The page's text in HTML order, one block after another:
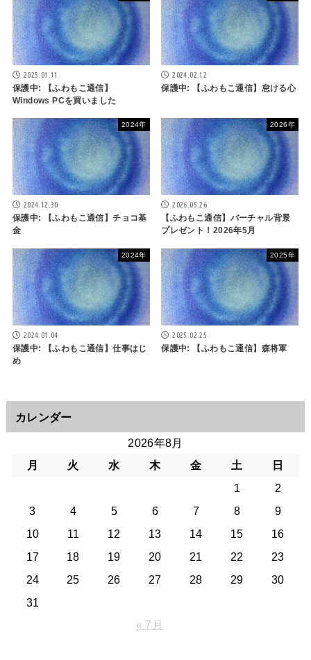
2025.01.11
保護中: 【ふわもこ通信】
Windows PCを買いました
2024.02.12
保護中: 【ふわもこ通信】怠ける心
2024年
2024.12.30
保護中: 【ふわもこ通信】チョコ基
金
2026年
2026.05.26
【ふわもこ通信】バーチャル背景
プレゼント！2026年5月
2024年
2024.01.04
保護中: 【ふわもこ通信】仕事はじ
め
2025年
2025.02.25
保護中: 【ふわもこ通信】森将軍
カレンダー
2026年8月
月
火 水 木 金 土
日
1
2
3
4 5 6 7 8
9
10
11 12 13 14 15
16
17
18 19 20 21 22
23
24
25 26 27 28 29
30
31
« 7月